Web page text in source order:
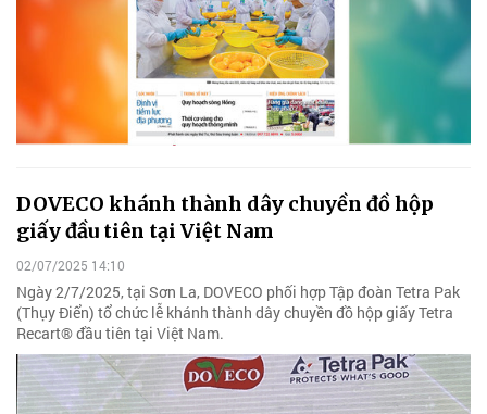
DOVECO khánh thành dây chuyền đồ hộp
giấy đầu tiên tại Việt Nam
02/07/2025 14:10
Ngày 2/7/2025, tại Sơn La, DOVECO phối hợp Tập đoàn Tetra Pak
(Thụy Điển) tổ chức lễ khánh thành dây chuyền đồ hộp giấy Tetra
Recart® đầu tiên tại Việt Nam.